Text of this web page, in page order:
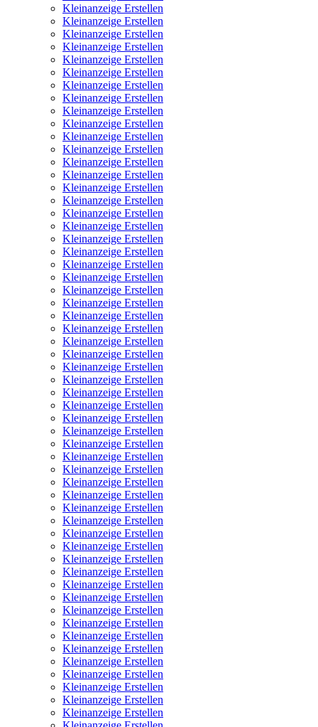
Kleinanzeige Erstellen
Kleinanzeige Erstellen
Kleinanzeige Erstellen
Kleinanzeige Erstellen
Kleinanzeige Erstellen
Kleinanzeige Erstellen
Kleinanzeige Erstellen
Kleinanzeige Erstellen
Kleinanzeige Erstellen
Kleinanzeige Erstellen
Kleinanzeige Erstellen
Kleinanzeige Erstellen
Kleinanzeige Erstellen
Kleinanzeige Erstellen
Kleinanzeige Erstellen
Kleinanzeige Erstellen
Kleinanzeige Erstellen
Kleinanzeige Erstellen
Kleinanzeige Erstellen
Kleinanzeige Erstellen
Kleinanzeige Erstellen
Kleinanzeige Erstellen
Kleinanzeige Erstellen
Kleinanzeige Erstellen
Kleinanzeige Erstellen
Kleinanzeige Erstellen
Kleinanzeige Erstellen
Kleinanzeige Erstellen
Kleinanzeige Erstellen
Kleinanzeige Erstellen
Kleinanzeige Erstellen
Kleinanzeige Erstellen
Kleinanzeige Erstellen
Kleinanzeige Erstellen
Kleinanzeige Erstellen
Kleinanzeige Erstellen
Kleinanzeige Erstellen
Kleinanzeige Erstellen
Kleinanzeige Erstellen
Kleinanzeige Erstellen
Kleinanzeige Erstellen
Kleinanzeige Erstellen
Kleinanzeige Erstellen
Kleinanzeige Erstellen
Kleinanzeige Erstellen
Kleinanzeige Erstellen
Kleinanzeige Erstellen
Kleinanzeige Erstellen
Kleinanzeige Erstellen
Kleinanzeige Erstellen
Kleinanzeige Erstellen
Kleinanzeige Erstellen
Kleinanzeige Erstellen
Kleinanzeige Erstellen
Kleinanzeige Erstellen
Kleinanzeige Erstellen